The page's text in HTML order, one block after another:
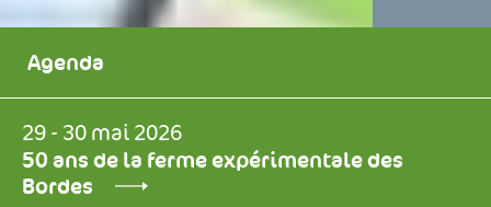
Agenda
29 - 30 mai 2026
50 ans de la ferme expérimentale des
Bordes